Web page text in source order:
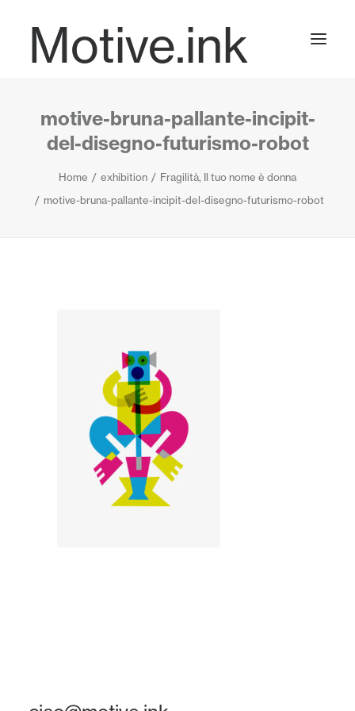
Motive.ink
Projects
Journal
motive-bruna-pallante-incipit-
del-disegno-futurismo-robot
Home exhibition
Fragilità, Il tuo nome è donna
motive-bruna-pallante-incipit-del-disegno-futurismo-robot